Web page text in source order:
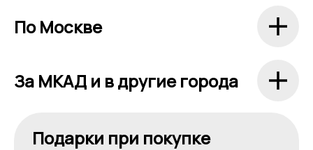
По Москве
За МКАД и в другие города
Подарки при покупке